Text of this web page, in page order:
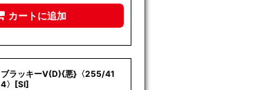
カートに追加
ブラッキーV(D){悪}〈255/41
4〉[SI]